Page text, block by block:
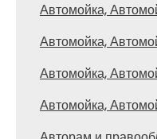
Автомойка,
Автомойка,
Автомойка,
Автомойка,